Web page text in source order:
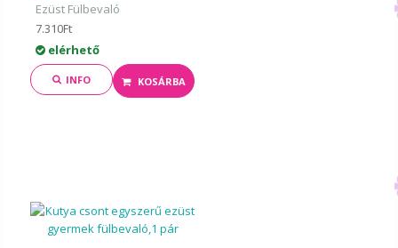
Ezüst Fülbevaló
7.310Ft
elérhető
INFO KOSÁRBA